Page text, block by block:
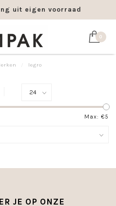
uit eigen voorraad
0
legro
Max: €5
JE OP ONZE